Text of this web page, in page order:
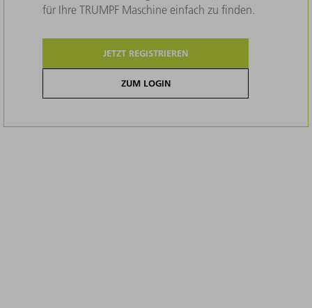
für Ihre TRUMPF Maschine einfach zu finden.
JETZT REGISTRIEREN
ZUM LOGIN